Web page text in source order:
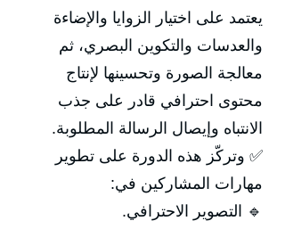
يعتمد على اختيار الزوايا والإضاءة
والعدسات والتكوين البصري، ثم
معالجة الصورة وتحسينها لإنتاج
محتوى احترافي قادر على جذب
الانتباه وإيصال الرسالة المطلوبة.
✅ وتركّز هذه الدورة على تطوير
مهارات المشاركين في:
🔹 التصوير الاحترافي.